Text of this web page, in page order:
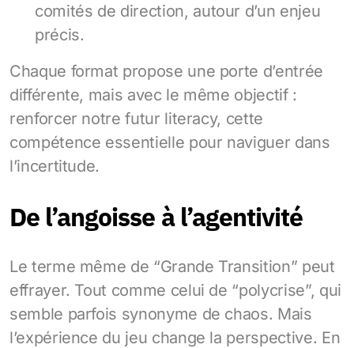
comités de direction, autour d’un enjeu
précis.
Chaque format propose une porte d’entrée
différente, mais avec le même objectif :
renforcer notre futur literacy, cette
compétence essentielle pour naviguer dans
l’incertitude.
De l’angoisse à l’agentivité
Le terme même de “Grande Transition” peut
effrayer. Tout comme celui de “polycrise”, qui
semble parfois synonyme de chaos. Mais
l’expérience du jeu change la perspective. En